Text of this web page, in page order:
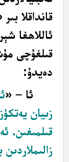
قانداقلا
ئاللاھغا
قىلغۇچى
دەيدۇ:
ئا – «
زىيان
قىلمىغىن.